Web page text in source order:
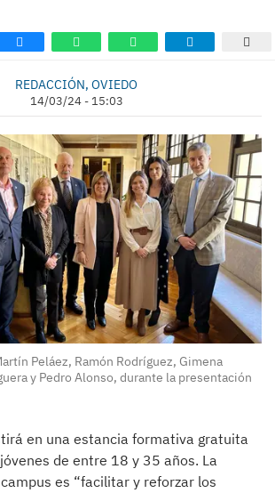
REDACCIÓN, OVIEDO
14/03/24 - 15:03
Peláez, Ramón Rodríguez, Gimena
y Pedro Alonso, durante la presentación
en una estancia formativa gratuita
de entre 18 y 35 años. La
es “facilitar y reforzar los